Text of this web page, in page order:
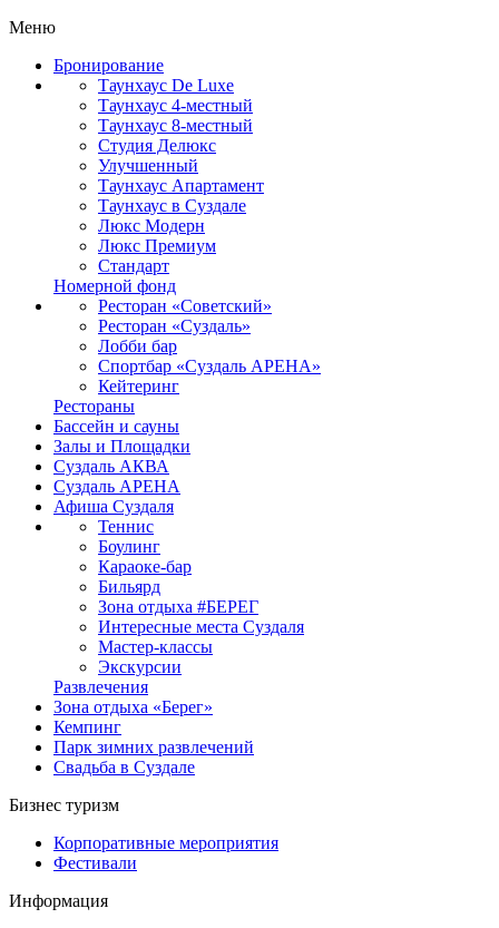
Меню
Бронирование
Таунхаус De Luxe
Таунхаус 4-местный
Таунхаус 8-местный
Студия Делюкс
Улучшенный
Таунхаус Апартамент
Таунхаус в Суздале
Люкс Модерн
Люкс Премиум
Стандарт
Номерной фонд
Ресторан «Советский»
Ресторан «Суздаль»
Лобби бар
Спортбар «Суздаль АРЕНА»
Кейтеринг
Рестораны
Бассейн и сауны
Залы и Площадки
Суздаль АКВА
Суздаль АРЕНА
Афиша Суздаля
Теннис
Боулинг
Караоке-бар
Бильярд
Зона отдыха #БЕРЕГ
Интересные места Суздаля
Мастер-классы
Экскурсии
Развлечения
Зона отдыха «Берег»
Кемпинг
Парк зимних развлечений
Свадьба в Суздале
Бизнес туризм
Корпоративные мероприятия
Фестивали
Информация